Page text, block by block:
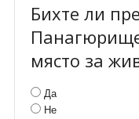
Бихте ли
място за
Да
Не